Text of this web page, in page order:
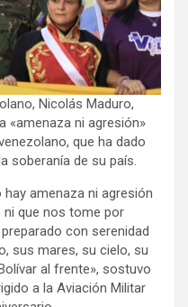
Nicolás Maduro,
«amenaza ni agresión»
que ha dado
soberanía de su país.
amenaza ni agresión
que nos tome por
con serenidad
sus mares, su cielo, su
al frente», sostuvo
a la Aviación Militar